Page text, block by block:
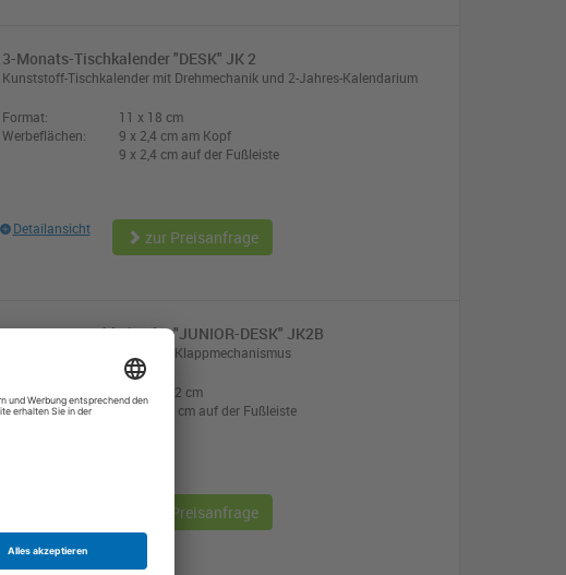
3-Monats-Tischkalender "DESK" JK 2
Kunststoff-Tischkalender mit Drehmechanik und 2-Jahres-Kalendarium
Format:
11 x 18 cm
Werbeflächen:
9 x 2,4 cm am Kopf
9 x 2,4 cm auf der Fußleiste
Detailansicht zur Preisanfrage
3-Monats-Tischkalender "JUNIOR-DESK" JK2B
Kunststoff-Tischkalender mit Klappmechanismus
13,0 x 17,2 cm
Werbefläche:
11,5 x 2,5 cm auf der Fußleiste
zur Preisanfrage